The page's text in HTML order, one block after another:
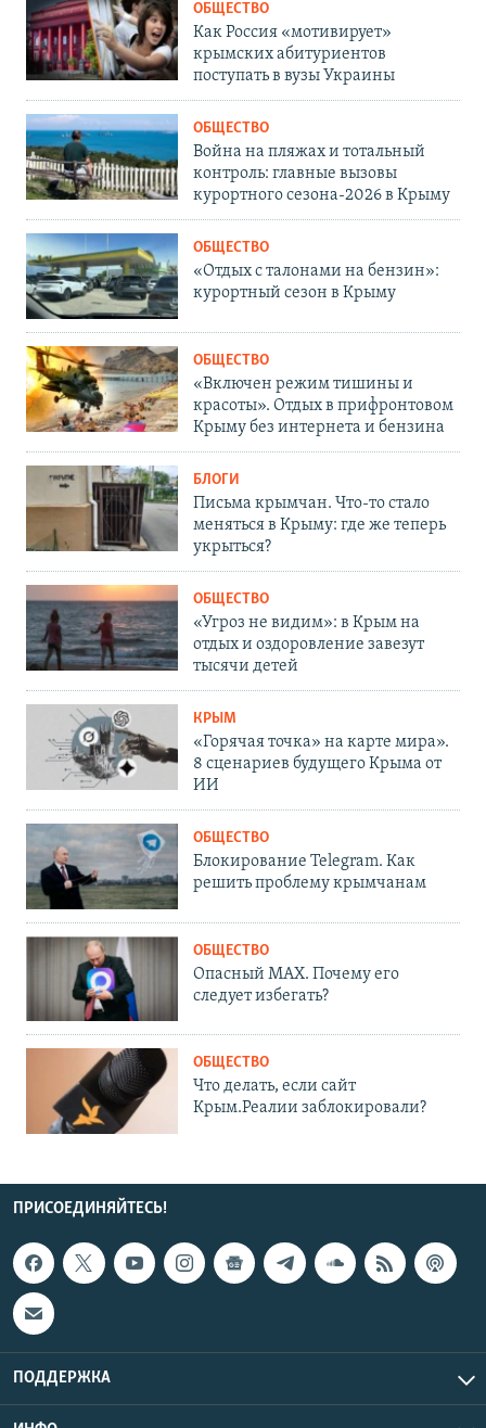
ОБЩЕСТВО
Как Россия «мотивирует»
крымских абитуриентов
поступать в вузы Украины
ОБЩЕСТВО
Война на пляжах и тотальный
контроль: главные вызовы
курортного сезона-2026 в Крыму
ОБЩЕСТВО
«Отдых с талонами на бензин»:
курортный сезон в Крыму
ОБЩЕСТВО
«Включен режим тишины и
красоты». Отдых в прифронтовом
Крыму без интернета и бензина
БЛОГИ
Письма крымчан. Что-то стало
меняться в Крыму: где же теперь
укрыться?
ОБЩЕСТВО
«Угроз не видим»: в Крым на
отдых и оздоровление завезут
тысячи детей
КРЫМ
«Горячая точка» на карте мира».
8 сценариев будущего Крыма от
ИИ
ОБЩЕСТВО
Блокирование Telegram. Как
решить проблему крымчанам
ОБЩЕСТВО
Опасный MAX. Почему его
следует избегать?
ОБЩЕСТВО
Что делать, если сайт
Крым.Реалии заблокировали?
ПРИСОЕДИНЯЙТЕСЬ!
ПОДДЕРЖКА